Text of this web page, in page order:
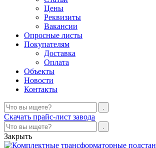
Цены
Реквизиты
Вакансии
Опросные листы
Покупателям
Доставка
Оплата
Объекты
Новости
Контакты
Скачать прайс-лист завода
Закрыть